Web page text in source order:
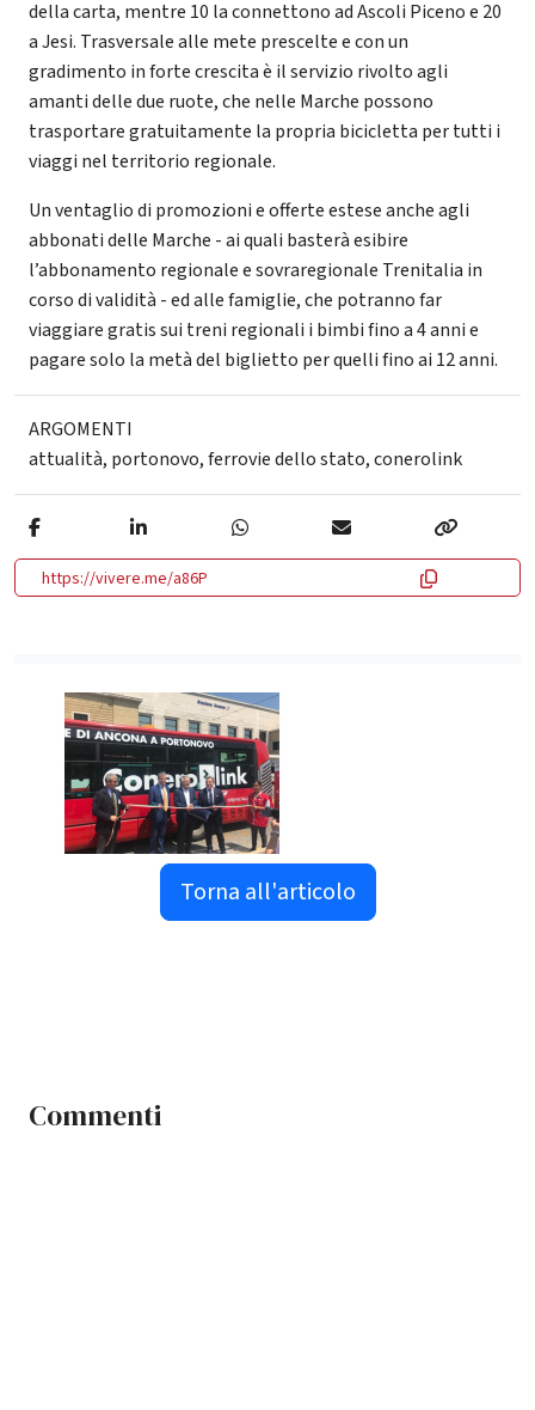
della carta, mentre 10 la connettono ad Ascoli Piceno e 20
a Jesi. Trasversale alle mete prescelte e con un
gradimento in forte crescita è il servizio rivolto agli
amanti delle due ruote, che nelle Marche possono
trasportare gratuitamente la propria bicicletta per tutti i
viaggi nel territorio regionale.
Un ventaglio di promozioni e offerte estese anche agli
abbonati delle Marche - ai quali basterà esibire
l’abbonamento regionale e sovraregionale Trenitalia in
corso di validità - ed alle famiglie, che potranno far
viaggiare gratis sui treni regionali i bimbi fino a 4 anni e
pagare solo la metà del biglietto per quelli fino ai 12 anni.
ARGOMENTI
attualità, portonovo,ferrovie dello stato,conerolink
https://vivere.me/a86P
Torna all'articolo
Commenti